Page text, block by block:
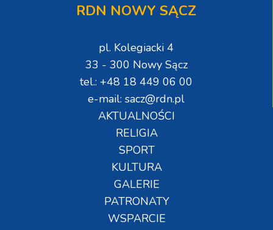
RDN NOWY SĄCZ
pl. Kolegiacki 4
33 - 300 Nowy Sącz
tel.: +48 18 449 06 00
e-mail: sacz@rdn.pl
AKTUALNOŚCI
RELIGIA
SPORT
KULTURA
GALERIE
PATRONATY
WSPARCIE